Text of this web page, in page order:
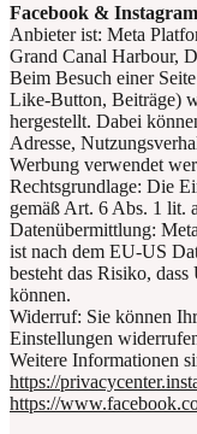
Facebook &
Anbieter ist: Meta
Grand Canal Harbour,
Beim Besuch einer
Like-Button, Beiträge)
hergestellt. Dabei
Adresse,
Werbung verwendet
Rechtsgrundlage: Die
gemäß Art. 6 Abs. 1 lit.
Datenübermittlung:
ist nach dem EU-US
besteht das Risiko,
können.
Widerruf: Sie können
Einstellungen
Weitere Informationen
https://
https://